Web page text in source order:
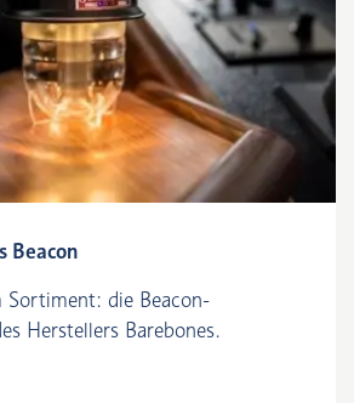
Beacon
Sortiment: die Beacon-
Herstellers Barebones.